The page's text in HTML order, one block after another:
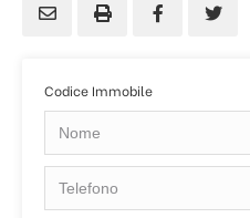
Codice Immobile